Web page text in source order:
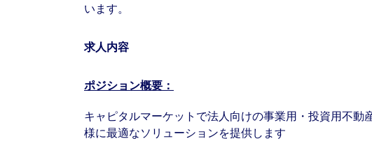
います。
求人内容
ポジション概要：
キャピタルマーケットで法人向けの事業用・投資用不動
様に最適なソリューションを提供します